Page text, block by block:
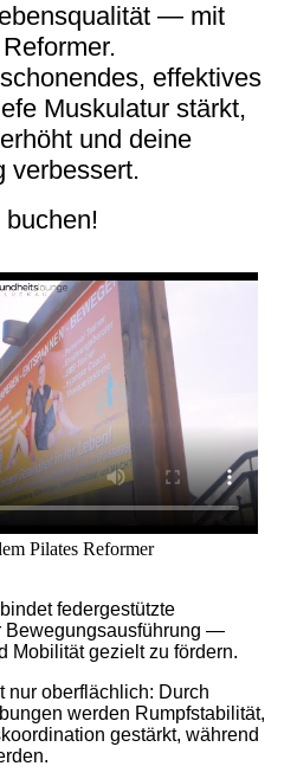
— mit
effektives
Muskulatur stärkt,
und deine
verbessert.
Pilates Reformer
federgestützte
Bewegungsausführung —
Mobilität gezielt zu fördern.
nur oberflächlich: Durch
werden Rumpfstabilität,
gestärkt, während